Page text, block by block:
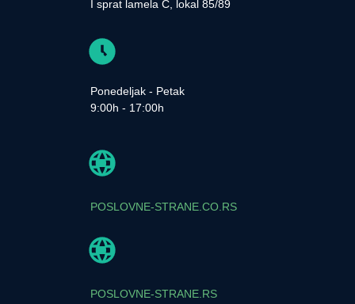
I sprat lamela C, lokal 85/89
Ponedeljak - Petak
9:00h - 17:00h
POSLOVNE-STRANE.CO.RS
POSLOVNE-STRANE.RS